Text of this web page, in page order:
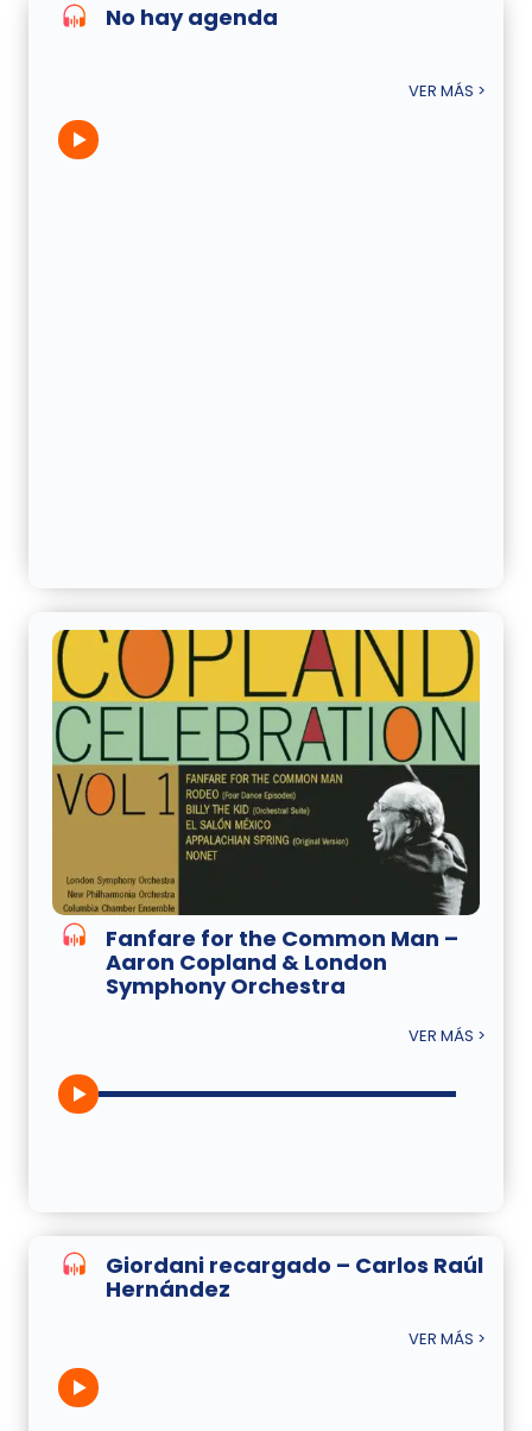
No hay agenda
VER MÁS >
Fanfare for the Common Man –
Aaron Copland & London
Symphony Orchestra
VER MÁS >
Giordani recargado – Carlos Raúl
Hernández
VER MÁS >